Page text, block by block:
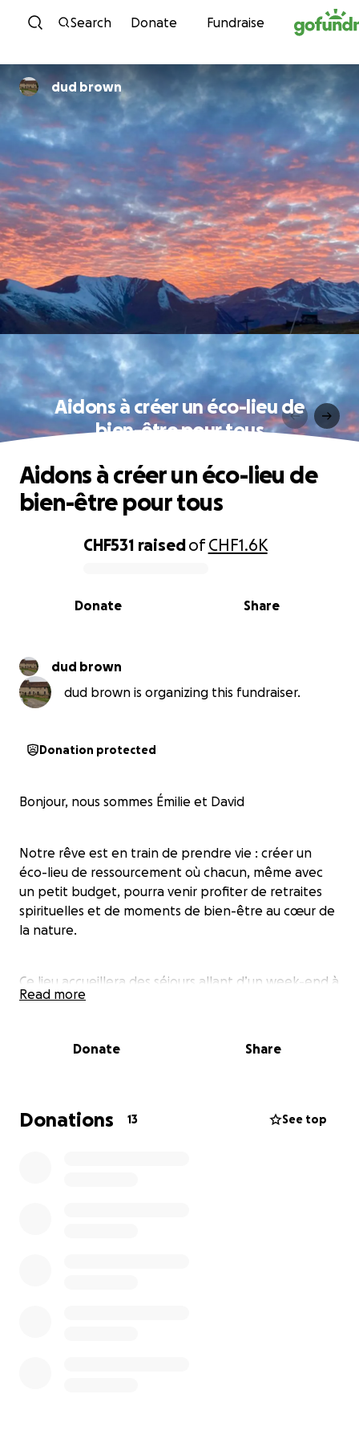
Skip to content
Search Donate Fundraise
dud brown
Aidons à créer un éco-lieu de
bien-être pour tous
0% complete
CHF531 raisedofCHF1.6K
Share
Donate
Aidons à créer un éco-lieu de
bien-être pour tous
dud brown
dud brown is organizing this fundraiser.
Donation protected
Bonjour, nous sommes Émilie et David
Notre rêve est en train de prendre vie : créer un
éco-lieu de ressourcement où chacun, même avec
un petit budget, pourra venir profiter de retraites
spirituelles et de moments de bien-être au cœur de
la nature.
Ce lieu accueillera des séjours allant d’un week-end à
une semaine, basés sur la simplicité, la sérénité et la
du déménagement de Suisse en France, bien plus
élevé que prévu.
Read more
Donate Share
Donations 13 See top